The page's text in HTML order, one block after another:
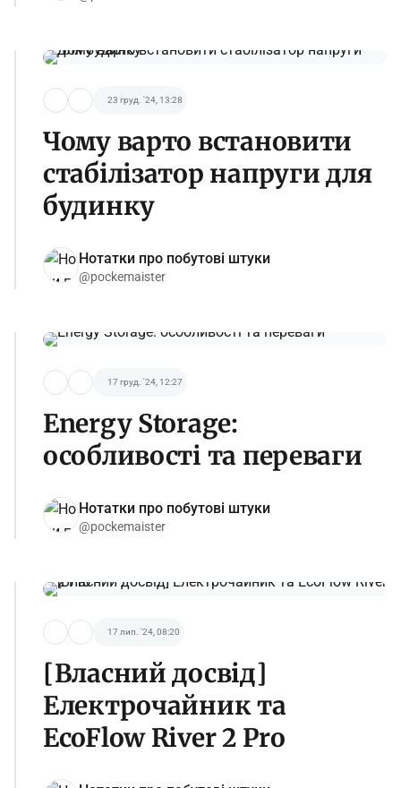
23 груд. '24, 13:28
Чому варто встановити
стабілізатор напруги для
будинку
Нотатки про побутові штуки
@pockemaister
17 груд. '24, 12:27
Energy Storage:
особливості та переваги
Нотатки про побутові штуки
@pockemaister
17 лип. '24, 08:20
[Власний досвід]
Електрочайник та
EcoFlow River 2 Pro